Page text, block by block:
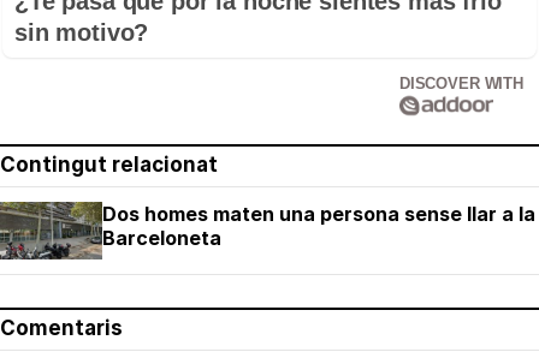
sin motivo?
DISCOVER WITH
Contingut relacionat
Dos homes maten una persona sense llar a la
Barceloneta
Comentaris